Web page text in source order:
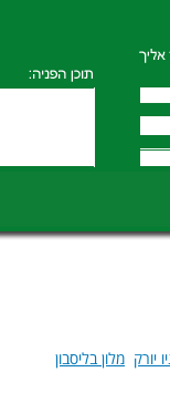
יורק מלון בליסבון